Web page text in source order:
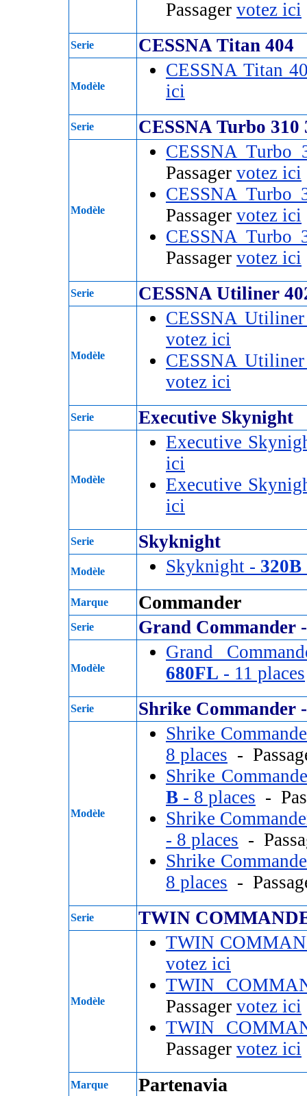
Passager votez ici
Serie CESSNA Titan 404
Modèle
CESSNA Titan
ici
Serie CESSNA Turbo 310
Modèle
CESSNA
Passager votez ici
CESSNA
Passager votez ici
CESSNA
Passager votez ici
Serie CESSNA Utiliner
Modèle
CESSNA
votez ici
CESSNA
votez ici
Serie Executive Skynight
Modèle
Executive
ici
Executive
ici
Serie Skyknight
Modèle Skyknight - 320B
Marque Commander
Serie Grand
Modèle
Grand
680FL - 11 places
Serie Shrike
Modèle
Shrike
8 places -
Shrike
B - 8 places -
Shrike
- 8 places -
Shrike
8 places -
Serie TWIN
Modèle
TWIN
votez ici
TWIN
Passager votez ici
TWIN
Passager votez ici
Marque Partenavia